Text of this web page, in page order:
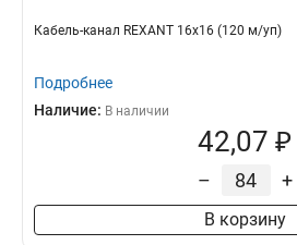
Кабель-канал REXANT 16х16 (120 м/уп)
Подробнее
Наличие: В наличии
42,07 ₽
– +
В корзину